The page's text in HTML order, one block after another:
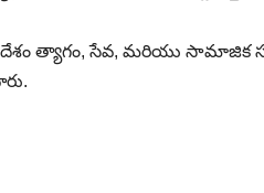
త్యాగం, సేవ, మరియు సామాజిక